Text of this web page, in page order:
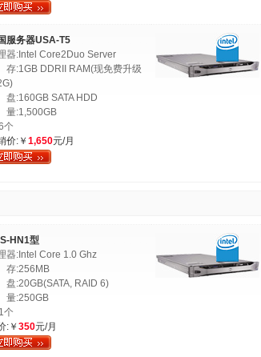
服务器USA-T5
器:Intel Core2Duo Server
:1GB DDRII RAM(现免费升级
:160GB SATA HDD
:1,500GB
个
价:￥ 1,650元/月
HN1型
器:Intel Core 1.0 Ghz
:256MB
:20GB(SATA, RAID 6)
:250GB
个
:￥ 350元/月